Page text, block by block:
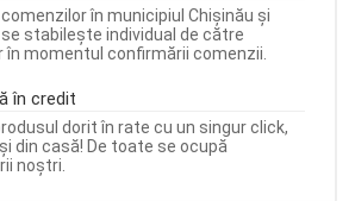
comenzilor în municipiul Chișinău și
stabilește individual de către
în momentul confirmării comenzii.
în credit
dorit în rate cu un singur click,
din casă! De toate se ocupă
noștri.